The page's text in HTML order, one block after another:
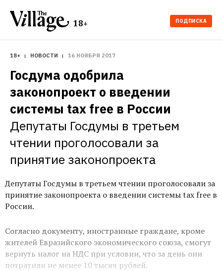
18+ ПОДПИСКА
18+ НОВОСТИ 16 НОЯБРЯ 2017
Госдума одобрила
законопроект о введении
системы tax free в России
Депутаты Госдумы в третьем
чтении проголосовали за
принятие законопроекта
Депутаты Госдумы в третьем чтении проголосовали за
принятие законопроекта о введении системы tax free в
России.
Согласно документу, иностранные граждане, кроме
жителей Евразийского экономического союза, смогут
вернуть налог на НДС при условии, что за день они
потратили не менее 10 тысяч рублей.